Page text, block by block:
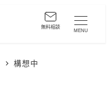
MENU
構想中
無料相談